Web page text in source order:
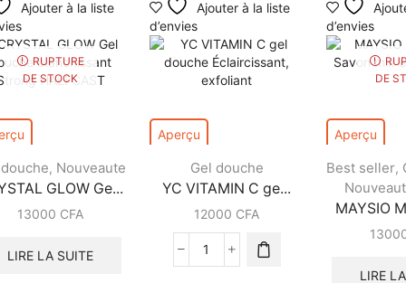
Ajouter à la liste
RUPTURE
DE STOCK
, Nouveaute
GLOW Ge...
13000 CFA
LIRE LA SUITE
Ajouter à la liste
d’envies
Aperçu
Gel douche
YC VITAMIN C ge...
12000 CFA
d’envies
DE
Aperçu
Best seller,
MAYSIO
LIRE